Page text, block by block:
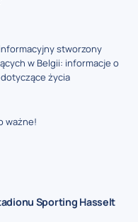
stworzony
w Belgii: informacje o
życia
ważne!
Sporting Hasselt